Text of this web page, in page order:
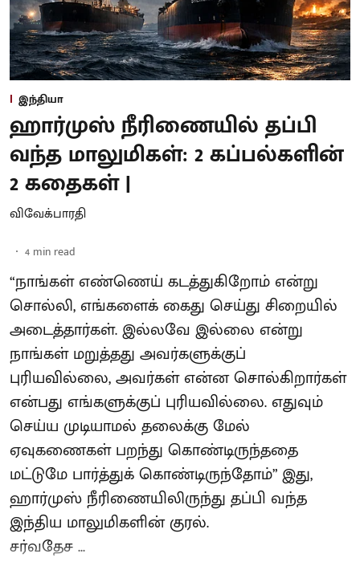
இந்தியா
ஹார்முஸ் நீரிணையில் தப்பி
வந்த மாலுமிகள்: 2 கப்பல்களின்
2 கதைகள் |
விவேக்பாரதி
4 min read
“நாங்கள் எண்ணெய் கடத்துகிறோம் என்று
சொல்லி, எங்களைக் கைது செய்து சிறையில்
அடைத்தார்கள். இல்லவே இல்லை என்று
நாங்கள் மறுத்தது அவர்களுக்குப்
புரியவில்லை, அவர்கள் என்ன சொல்கிறார்கள்
என்பது எங்களுக்குப் புரியவில்லை. எதுவும்
செய்ய முடியாமல் தலைக்கு மேல்
ஏவுகணைகள் பறந்து கொண்டிருந்ததை
மட்டுமே பார்த்துக் கொண்டிருந்தோம்” இது,
ஹார்முஸ் நீரிணையிலிருந்து தப்பி வந்த
இந்திய மாலுமிகளின் குரல்.
சர்வதேச ...